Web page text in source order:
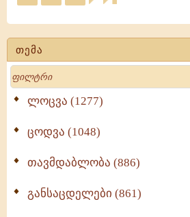
თემა
Search
ლოცვა (1277)
ცოდვა (1048)
თავმდაბლობა (886)
განსაცდელები (861)